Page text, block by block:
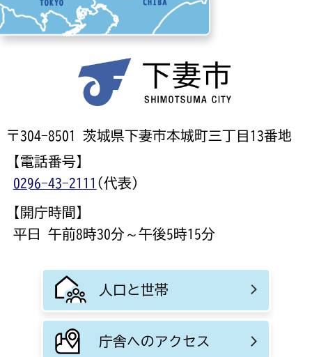
〒304-8501 茨城県下妻市本城町三丁目13番地
【電話番号】
0296-43-2111 (代表)
【開庁時間】
平日 午前8時30分～午後5時15分
人口と世帯
庁舎へのアクセス